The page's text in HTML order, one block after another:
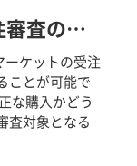
【auPAYマーケット】受注審査の取り込みについて
ーケットの受注
ことが可能で
購入かどう
査対象となる